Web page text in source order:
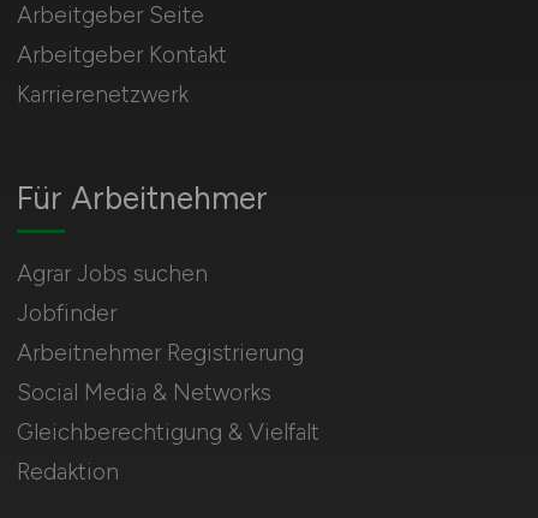
Für Arbeitnehmer
Agrar Jobs suchen
Jobfinder
Arbeitnehmer Registrierung
Social Media & Networks
Gleichberechtigung & Vielfalt
Redaktion
Arbeitgeber Seite
Arbeitgeber Kontakt
Karrierenetzwerk